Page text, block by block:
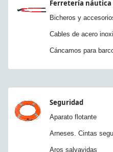
Ferretería náutica
Bicheros y
Cables de acero
Cáncamos para
Seguridad
Aparato flotante
Arneses. Cintas
Aros salvavidas